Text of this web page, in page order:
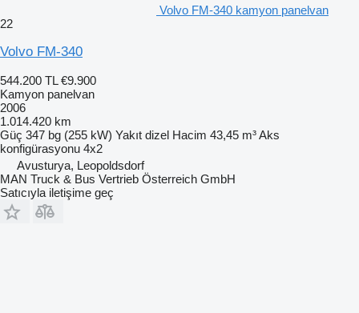
Volvo FM-340 kamyon panelvan
22
Volvo FM-340
544.200 TL €9.900
Kamyon panelvan
2006
1.014.420 km
Güç 347 bg (255 kW) Yakıt dizel Hacim 43,45 m³Aks
konfigürasyonu 4x2
Avusturya, Leopoldsdorf
MAN Truck & Bus Vertrieb Österreich GmbH
Satıcıyla iletişime geç